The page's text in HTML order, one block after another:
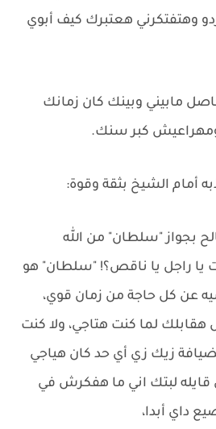
وهتفتكرني هعتبرك كيف أبوي
مابيني وبينك كان زمانك
ومهراعيش كبر سنك.
أمام الشيخ بثقة وقوة:
بجواز "سلطان" من الله
يا راجل يا ناقص؟! "سلطان" هو
عن كل حاجة من زمان قوي،
لما كنت هتاجي، ولا كنت
زيك زي أي حد كان هياجي
قايله لبتك اني ما هفكرش في
داي أبدا،